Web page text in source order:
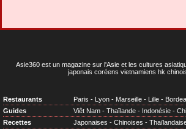
Asie360 est un magazine sur l'Asie et les cultures
japonais coréens vietnamiens hk
Restaurants Paris - Lyon - Marseille - Lille -
Guides
Viêt Nam - Thaïlande - Indonésie -
Recettes
Japonaises - Chinoises -